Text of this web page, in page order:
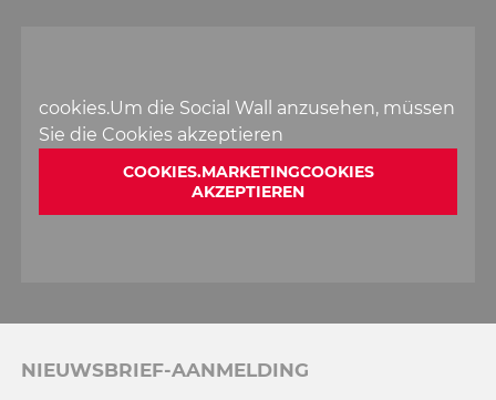
cookies.Um die Social Wall anzusehen, müssen
Sie die Cookies akzeptieren
COOKIES.MARKETINGCOOKIES
AKZEPTIEREN
NIEUWSBRIEF-AANMELDING